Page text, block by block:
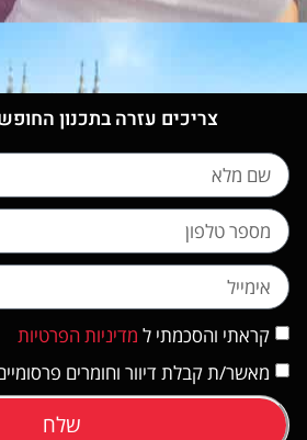
צריכים עזרה בתכנון
קראתי והסכמתי ל מדיניות הפרטיות
מאשר/ת קבלת דיוור וחומרים
שלח